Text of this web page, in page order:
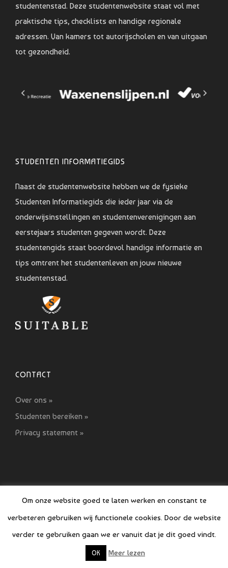
studentenstad. Deze studentenwebsite staat vol met
praktische tips, checklists en handige regionale
adressen. Van kamers tot autorijscholen en van uitgaan
tot gezondheid.
STUDENTEN INFORMATIEGIDS
Naast de studentenwebsite hebben we de fysieke
Studenten Informatiegids die ieder jaar via de
onderwijsinstellingen en studentenverenigingen aan
eerstejaars studenten gegeven wordt. Deze
studentengids staat boordevol handige informatie en
tips omtrent het studentenleven en jouw nieuwe
studentenstad.
CONTACT
Over ons »
Studenten bereiken »
Privacy statement »
© COPYRIGHT SI GIDS 2021-2022
Om onze website goed te laten werken en constant te
verbeteren gebruiken wij functionele cookies. Door de website
verder te gebruiken gaan we er vanuit dat je dit goed vindt.
OK Meer lezen